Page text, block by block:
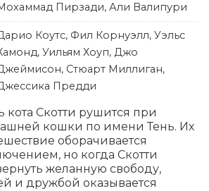
Пирзади, Али Валипури
Коутс, Фил Корнуэлл, Уэльс
Уильям Хоуп, Джо
Стюарт Миллиган,
Предди
кота Скотти рушится при
кошки по имени Тень. Их
оборачивается
но когда Скотти
желанную свободу,
и дружбой оказывается